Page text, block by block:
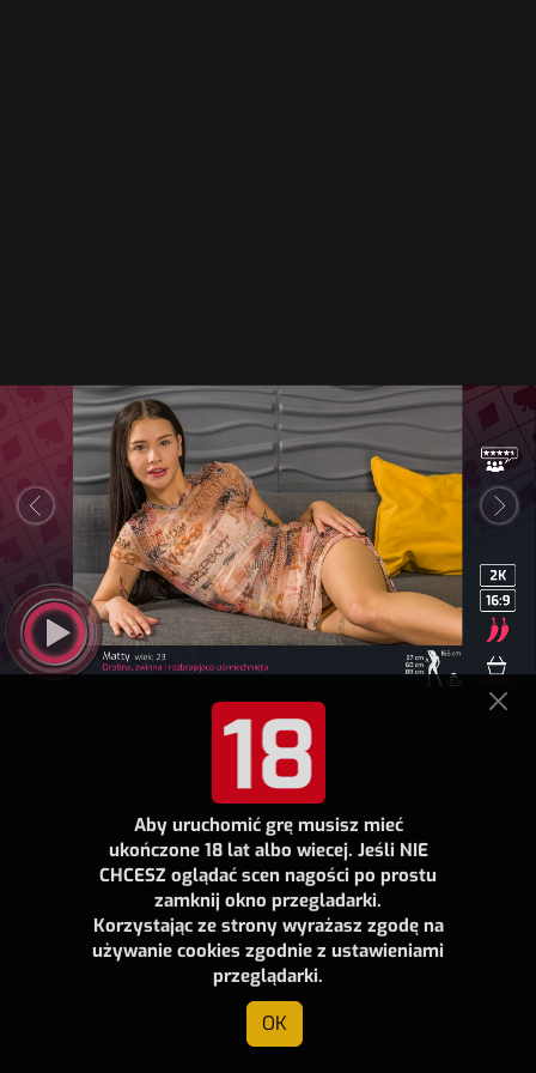
Aby uruchomić grę musisz mieć
ukończone 18 lat albo wiecej. Jeśli NIE
CHCESZ oglądać scen nagości po prostu
zamknij okno przegladarki.
Korzystając ze strony wyrażasz zgodę na
używanie cookies zgodnie z ustawieniami
przeglądarki.
OK